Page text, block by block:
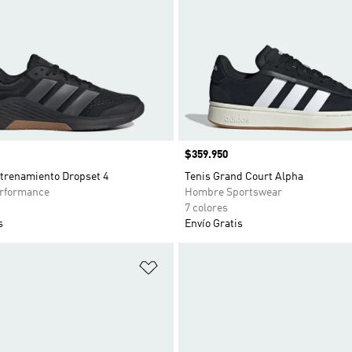
Dropset 4
Precio
$359.950
Tenis Grand Court Alpha
Hombre Sportswear
7 colores
Envío Gratis